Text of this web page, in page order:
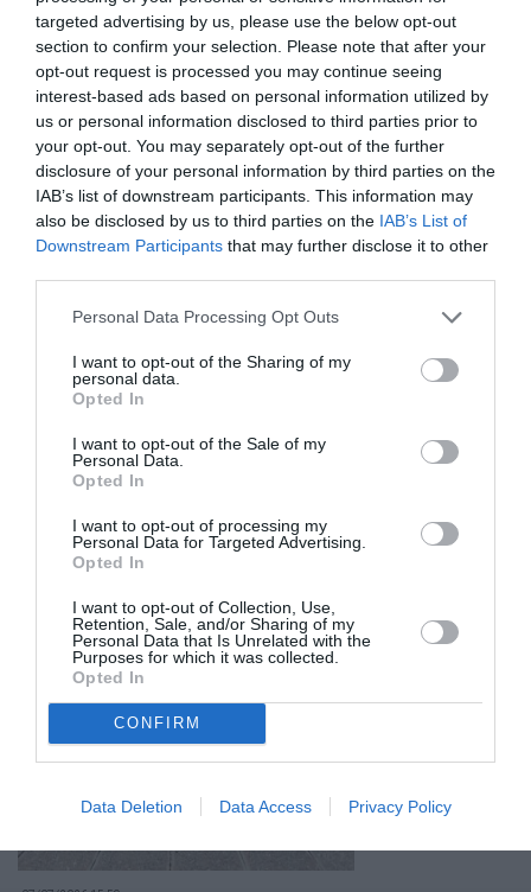
targeted advertising by us, please use the below opt-out
section to confirm your selection. Please note that after your
opt-out request is processed you may continue seeing
interest-based ads based on personal information utilized by
us or personal information disclosed to third parties prior to
your opt-out. You may separately opt-out of the further
disclosure of your personal information by third parties on the
IAB’s list of downstream participants. This information may
also be disclosed by us to third parties on the IAB’s List of
Downstream Participants that may further disclose it to other
Personal Data Processing Opt Outs
I want to opt-out of the Sharing of my
personal data.
Opted In
I want to opt-out of the Sale of my
Personal Data.
Opted In
I want to opt-out of processing my
Personal Data for Targeted Advertising.
Opted In
I want to opt-out of Collection, Use,
Retention, Sale, and/or Sharing of my
Personal Data that Is Unrelated with the
Purposes for which it was collected.
Opted In
CONFIRM
Data Deletion Data Access Privacy Policy
Σχετικά Άρθρα